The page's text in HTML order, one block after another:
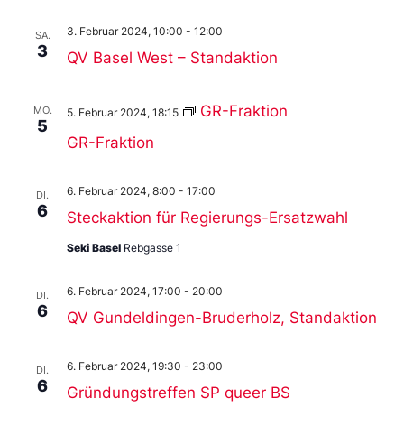
SA.
3 QV Basel West – Standaktion
3. Februar 2024, 10:00 - 12:00
MO.
5
GR-Fraktion
5. Februar 2024, 18:15 GR-Fraktion
DI.
6 Steckaktion für Regierungs-Ersatzwahl
6. Februar 2024, 8:00 - 17:00
Seki Basel Rebgasse 1
DI.
6 QV Gundeldingen-Bruderholz, Standaktion
6. Februar 2024, 17:00 - 20:00
DI.
6 Gründungstreffen SP queer BS
6. Februar 2024, 19:30 - 23:00